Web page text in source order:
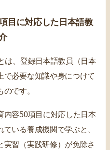
目に対応した日本語教
は、登録日本語教員（日本
で必要な知識や身につけて
です。
内容50項目に対応した日本
いる養成機関で学ぶと、
実習（実践研修）が免除さ